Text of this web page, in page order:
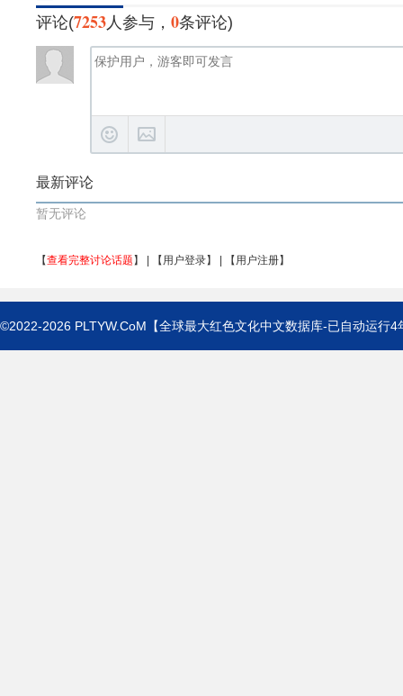
评论(7253人参与， 0条评论)
最新评论
暂无评论
【查看完整讨论话题 】 | 【 用户登录】 | 【 用户注册】
©2022-2026 PLTYW.CoM 【全球最大红色文化中文数据库-已自动运行4